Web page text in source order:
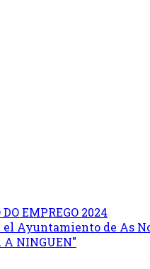
EMPREGO 2024
Ayuntamiento de As
A NINGUEN"